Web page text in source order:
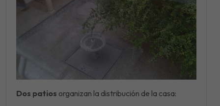
Dos patios organizan la distribución de la casa: